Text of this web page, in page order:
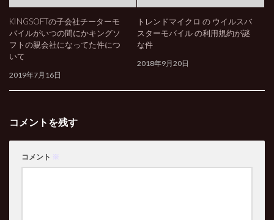
KINGSOFTの子会社チーターモ
バイルがいつの間にかキングソ
フトの親会社になってた件につ
いて
2019年7月16日
トレンドマイクロ の ウイルスバ
スターモバイル の利用規約が謎
な件
2018年9月20日
コメントを残す
コメント ※